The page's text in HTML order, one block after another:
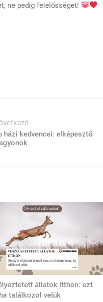
ne pedig felelősséget!
házi kedvencei: elképesztő
állatok itthon: ezt
találkozol velük